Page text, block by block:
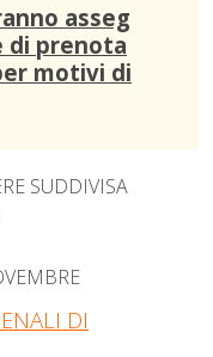
asseg
di prenota
motivi di
SUDDIVISA
DI